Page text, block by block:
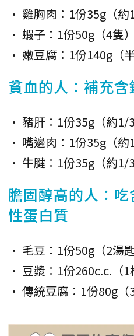
• 雞胸肉：1份35g（約
• 蝦子：1份50g（4隻）
• 嫩豆腐：1份140g（半
貧血的人：補充
• 豬肝：1份35g（約1/3
• 嘴邊肉：1份35g（約
• 牛腱：1份35g（約1/3
膽固醇高的人：
性蛋白質
• 毛豆：1份50g（2湯匙
• 豆漿：1份260c.c.（1
• 傳統豆腐：1份80g（3